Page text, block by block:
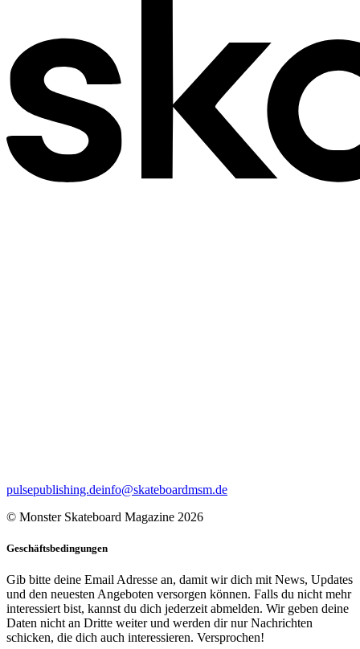
pulsepublishing.deinfo@skateboardmsm.de
© Monster Skateboard Magazine 2026
Geschäftsbedingungen
Gib bitte deine Email Adresse an, damit wir dich mit News, Updates
und den neuesten Angeboten versorgen können. Falls du nicht mehr
interessiert bist, kannst du dich jederzeit abmelden. Wir geben deine
Daten nicht an Dritte weiter und werden dir nur Nachrichten
schicken, die dich auch interessieren. Versprochen!